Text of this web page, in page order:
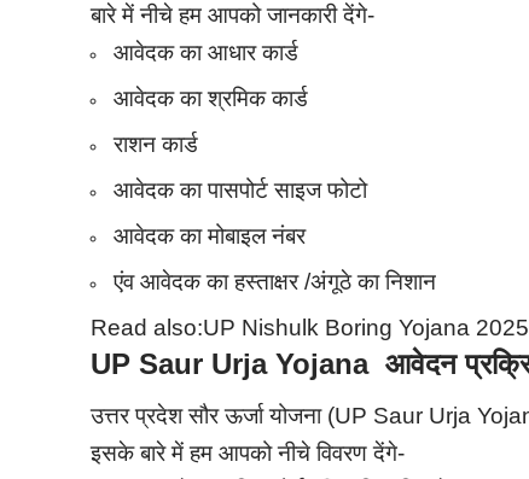
बारे में नीचे हम आपको जानकारी देंगे-
आवेदक का आधार कार्ड
आवेदक का श्रमिक कार्ड
राशन कार्ड
आवेदक का पासपोर्ट साइज फोटो
आवेदक का मोबाइल नंबर
एंव आवेदक का हस्ताक्षर /अंगूठे का निशान
Read also:UP Nishulk Boring Yojana 2025:
UP Saur Urja Yojana आवेदन
उत्तर प्रदेश सौर ऊर्जा योजना (UP Saur Urja
इसके बारे में हम आपको नीचे विवरण देंगे-